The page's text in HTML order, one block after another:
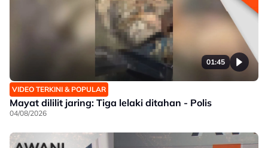
01:45
VIDEO TERKINI & POPULAR
Mayat dililit jaring: Tiga lelaki ditahan - Polis
04/08/2026